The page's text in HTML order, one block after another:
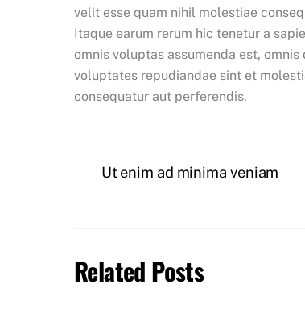
velit esse quam nihil molestiae
Itaque earum rerum hic tenetur a
omnis voluptas assumenda est,
voluptates repudiandae sint et
consequatur aut perferendis.
Ut enim ad minima veniam
Related Posts